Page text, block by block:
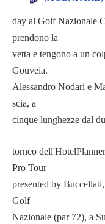
day al Golf Nazionale
prendono la
vetta e tengono a un
Gouveia.
Alessandro Nodari e
scia, a
cinque lunghezze dal
torneo
Pro Tour
presented by
Golf
Nazionale (par 72), a